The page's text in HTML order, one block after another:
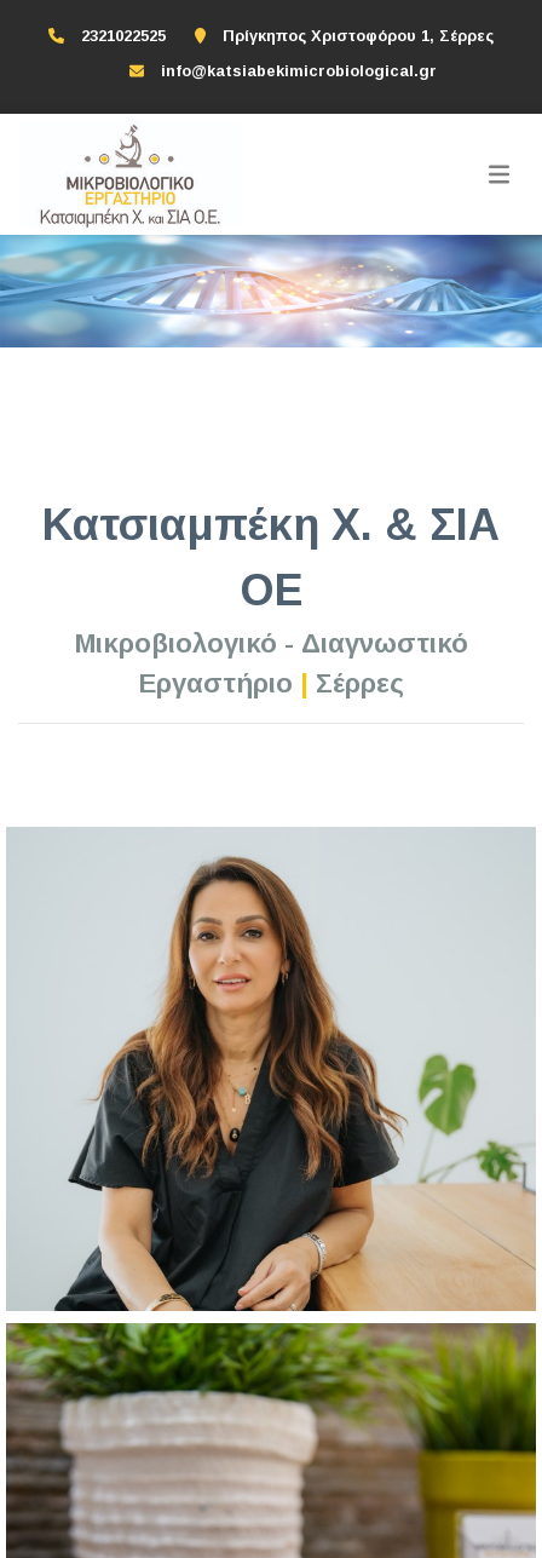
2321022525
Πρίγκηπος Χριστοφόρου 1, Σέρρες
info@katsiabekimicrobiological.gr
Κατσιαμπέκη Χ. & ΣΙΑ
ΟΕ
Μικροβιολογικό - Διαγνωστικό
Εργαστήριο
Σέρρες